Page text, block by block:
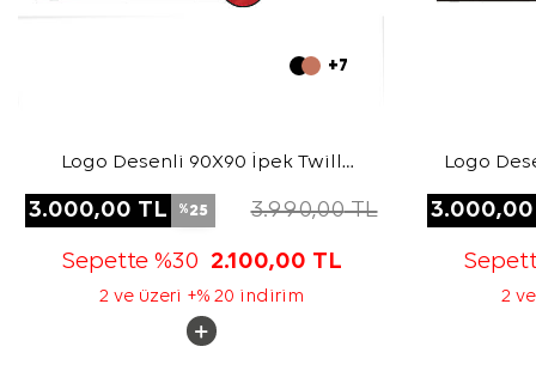
+7
Logo Desenli 90X90 İpek Twill
3.000,00 TL %25 3.990,00TL
Sepette %30 2.100,00 TL
2 ve üzeri +% 20 indirim
Logo
3.000,00
2